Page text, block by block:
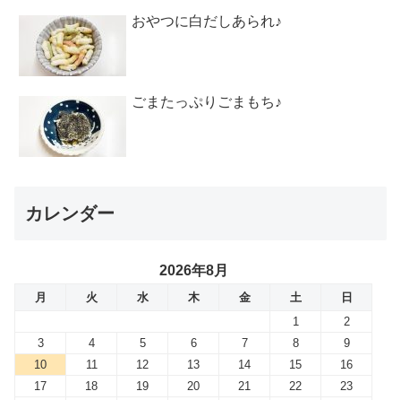
おやつに白だしあられ♪
ごまたっぷりごまもち♪
カレンダー
2026年8月
月 火 水 木 金 土
日
1
2
3
4 5 6 7 8
9
10
11 12 13 14 15
16
17
18 19 20 21 22
23